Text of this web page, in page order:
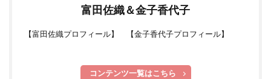
富田佐織＆金子香代子
【富田佐織プロフィール】 【金子香代子プロフィール】
コンテンツ一覧はこちら